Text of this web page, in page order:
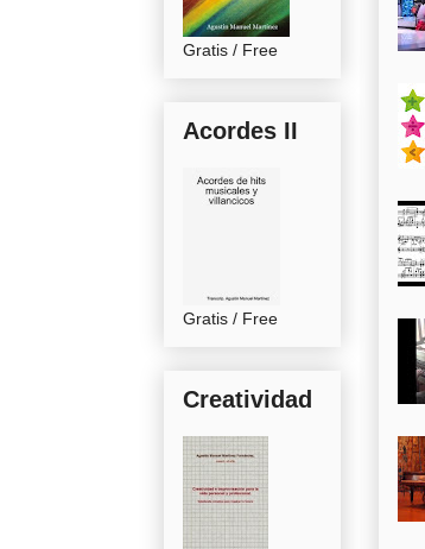
Gratis / Free
Acordes II
Gratis / Free
Creatividad